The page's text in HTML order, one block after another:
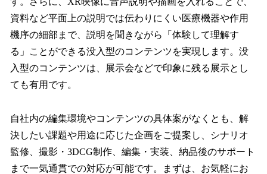
資料など平面上の説明では伝わりにくい医療機器や作用
機序の細部まで、説明を聞きながら「体験して理解す
る」ことができる没入型のコンテンツを実現します。没
入型のコンテンツは、展示会などで印象に残る展示とし
ても有用です。
自社内の編集環境やコンテンツの具体案がなくとも、解
決したい課題や用途に応じた企画をご提案し、シナリオ
監修、撮影・3DCG制作、編集・実装、納品後のサポート
まで一気通貫での対応が可能です。まずは、お気軽にお